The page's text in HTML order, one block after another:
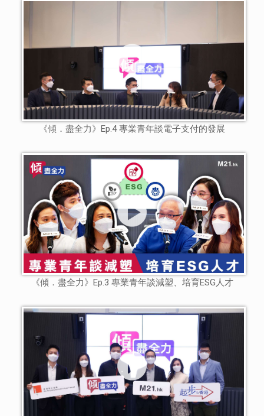
《傾．盡全力》Ep.4 專業青年談電子支付的發展
《傾．盡全力》Ep.3 專業青年談減塑、培育ESG人才